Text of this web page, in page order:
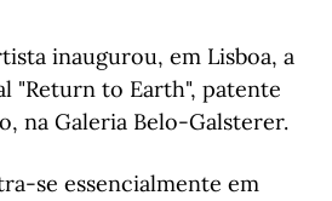
inaugurou, em Lisboa, a
"Return to Earth", patente
na Galeria Belo-Galsterer.
se essencialmente em